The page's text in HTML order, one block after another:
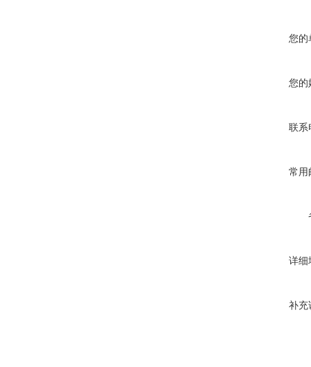
您的
您的
联系
常用
详细
补充